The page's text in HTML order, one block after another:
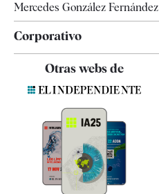
Mercedes González Fernández
Corporativo
Contacto
Quiénes somos
Especificaciones
Otras webs de